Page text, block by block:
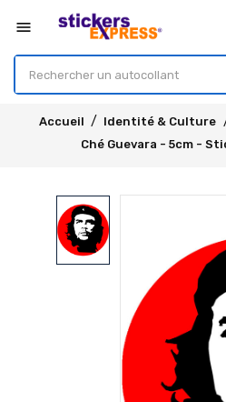
menu
Accueil Identité & Culture
Ché Guevara - 5cm -